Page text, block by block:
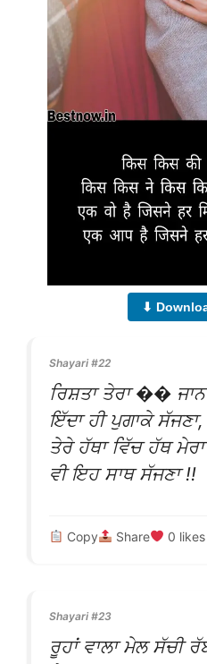
⬇
Shayari #22
ਰਿਸ਼ਤਾ ਤੇਰਾ ��
ਇੱਦਾ ਹੀ ਪੁਗਾਕੇ
ਤੇਰੇ ਹੱਥਾ ਵਿੱਚ ਹੱਥ
ਵੀ ਇਹ ਸਾਥ ਸੱਜਣਾ !!
Copy Share 0 likes
Shayari #23
ਰੂਹਾਂ ਵਾਲਾ ਮੇਲ ਸੱਚੀ